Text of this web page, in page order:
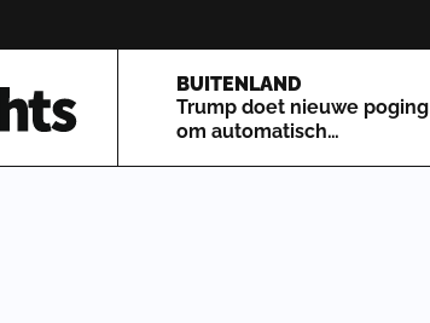
BUITENLAND
Trump doet nieuwe poging
om automatisch